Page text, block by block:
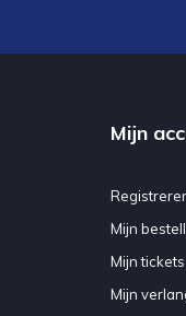
Mijn
Mijn
Mijn tickets
Mijn